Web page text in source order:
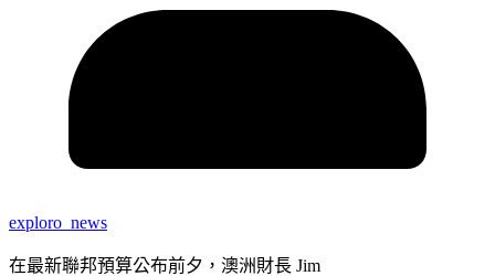
exploro_news
在最新聯邦預算公布前夕，澳洲財長 Jim